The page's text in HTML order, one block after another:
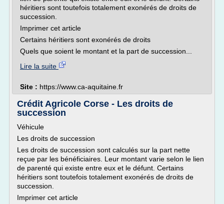
héritiers sont toutefois totalement exonérés de droits de
succession.
Imprimer cet article
Certains héritiers sont exonérés de droits
Quels que soient le montant et la part de succession...
Lire la suite
Site : https://www.ca-aquitaine.fr
Crédit Agricole Corse - Les droits de
succession
Véhicule
Les droits de succession
Les droits de succession sont calculés sur la part nette
reçue par les bénéficiaires. Leur montant varie selon le lien
de parenté qui existe entre eux et le défunt. Certains
héritiers sont toutefois totalement exonérés de droits de
succession.
Imprimer cet article